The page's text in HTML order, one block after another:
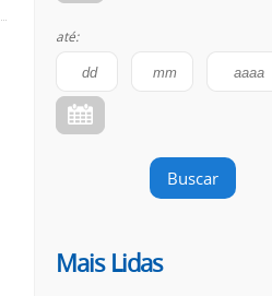
até:
Buscar
Mais Lidas